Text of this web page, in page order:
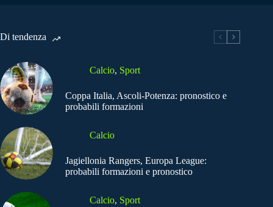
Di tendenza
Calcio, Sport
Coppa Italia, Ascoli-Potenza: pronostico e
probabili formazioni
Calcio
Jagiellonia Rangers, Europa League:
probabili formazioni e pronostico
Calcio, Sport